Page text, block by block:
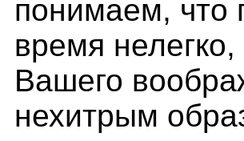
понимаем, что
время
Вашего
нехитрым